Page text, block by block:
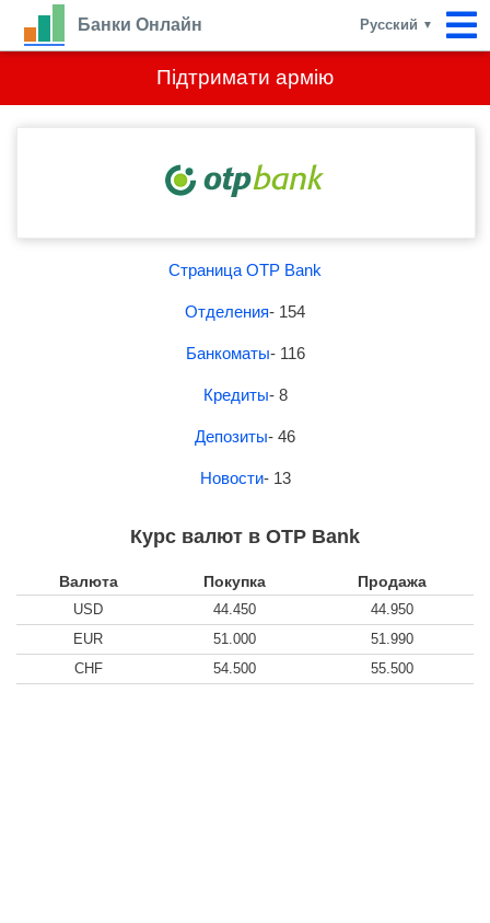
Підтримати армію
Банки Онлайн Русский ▼
Страница OTP Bank
Отделения- 154
Банкоматы- 116
Кредиты- 8
Депозиты- 46
Новости- 13
Курс валют в OTP Bank
Валюта Покупка Продажа
USD 44.450
44.950
EUR
51.000
51.990
CHF
54.500 55.500